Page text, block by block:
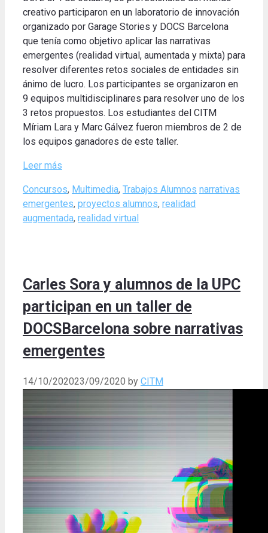
creativo participaron en un laboratorio de innovación
organizado por Garage Stories y DOCS Barcelona
que tenía como objetivo aplicar las narrativas
emergentes (realidad virtual, aumentada y mixta) para
resolver diferentes retos sociales de entidades sin
ánimo de lucro. Los participantes se organizaron en
9 equipos multidisciplinares para resolver uno de los
3 retos propuestos. Los estudiantes del CITM
Míriam Lara y Marc Gálvez fueron miembros de 2 de
los equipos ganadores de este taller.
Leer más
Categories
Concursos, Multimedia, Trabajos Alumnos Tags
narrativas
emergentes, proyectos alumnos, realidad
augmentada, realidad virtual
Carles Sora y alumnos de la UPC
participan en un taller de
DOCSBarcelona sobre narrativas
emergentes
14/10/202023/09/2020 by CITM